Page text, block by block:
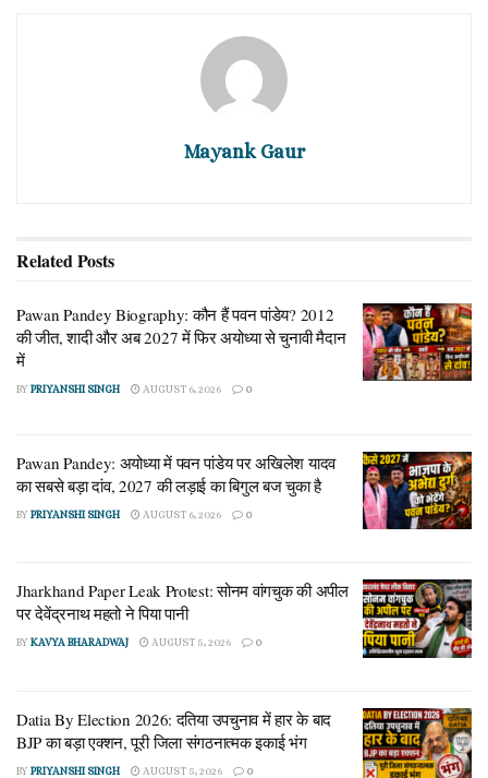
Mayank Gaur
RelatedPosts
Pawan Pandey Biography: कौन हैं पवन पांडेय? 2012
की जीत, शादी और अब 2027 में फिर अयोध्या से चुनावी मैदान
में
BYPRIYANSHI SINGH AUGUST 6, 2026 0
Pawan Pandey: अयोध्या में पवन पांडेय पर अखिलेश यादव
का सबसे बड़ा दांव, 2027 की लड़ाई का बिगुल बज चुका है
BYPRIYANSHI SINGH AUGUST 6, 2026 0
Jharkhand Paper Leak Protest: सोनम वांगचुक की अपील
पर देवेंद्रनाथ महतो ने पिया पानी
BYKAVYA BHARADWAJ AUGUST 5, 2026 0
Datia By Election 2026: दतिया उपचुनाव में हार के बाद
BJP का बड़ा एक्शन, पूरी जिला संगठनात्मक इकाई भंग
BYPRIYANSHI SINGH AUGUST 5, 2026 0